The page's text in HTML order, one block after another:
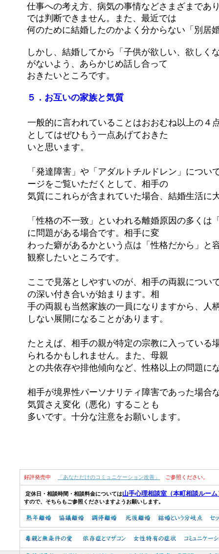
仕事への考え方、病気の事情などさまざまであ
では判断できません。また、最近では
何のために結婚したのかよく分からない「別居
しかし、結婚してから「子供が欲しい、欲しく
がないよう、あらかじめ話し合って
おきたいところです。
５．お互いの家族と気質
一般的に言われていることはおおむね以上の４
としてはぜひもう一点あげておきた
いと思います。
「発達障害」や「アダルトチルドレン」につい
ージをご覧いただくとして、相手の
気質にこれらが含まれていた場合、結婚生活に
「性格の不一致」といわれる離婚原因の多くは
に問題がある場合です。相手に変
わった癖があるかという点は「性格だから」と
観察したいところです。
ここで見落としやすいのが、相手の両親につい
の深い付き合いが始まります。相
手の両親も当然家族の一員になりますから、人
しない展開になることがあります。
たとえば、相手の親が特定の宗教に入っている
られるかもしれません。また、母親
との共依存や排他傾向など、性格以上の問題に
相手が境界性パーソナリティ障害であった場合
気質さえ変化（悪化）することも
多いです。十分な注意をお願いします。
好評発売中 「あなただけのコミュニケーション改善」 ご参照ください。
定休日・相談時間・相談料金については山手心理相談室（本町相談ルー
すので、そちらもご参照くださいますようお願いします。